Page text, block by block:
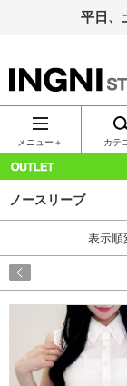
平日、
INGNI（
グ）公式
販｜
STORE
メニュー＋ カテ
ノースリーブ
表示順